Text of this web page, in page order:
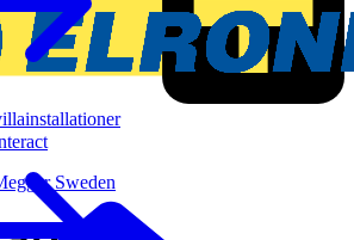
Sweden